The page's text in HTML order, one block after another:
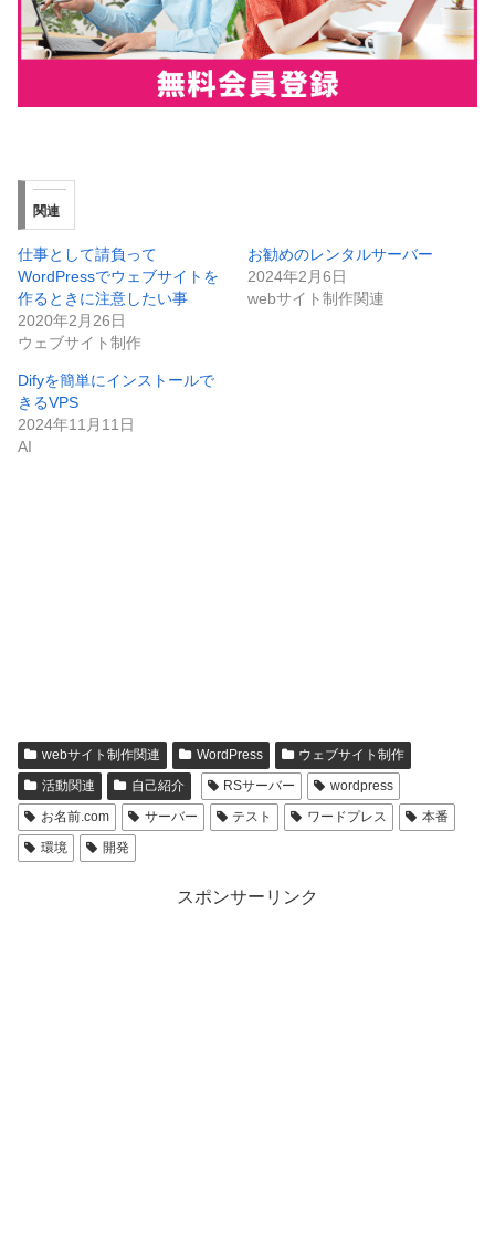
関連
仕事として請負って
WordPressでウェブサイトを
作るときに注意したい事
2020年2月26日
ウェブサイト制作
お勧めのレンタルサーバー
2024年2月6日
webサイト制作関連
Difyを簡単にインストールで
きるVPS
2024年11月11日
AI
webサイト制作関連 WordPress
ウェブサイト制作
活動関連
自己紹介 RSサーバー
wordpress
お名前.com
サーバー テスト ワードプレス
本番
環境
開発
スポンサーリンク